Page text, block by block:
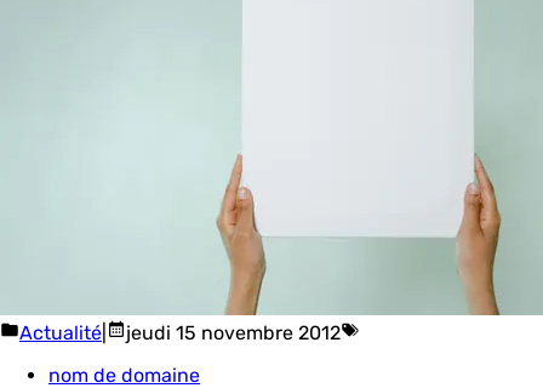
Actualité
jeudi 15 novembre 2012
nom de domaine